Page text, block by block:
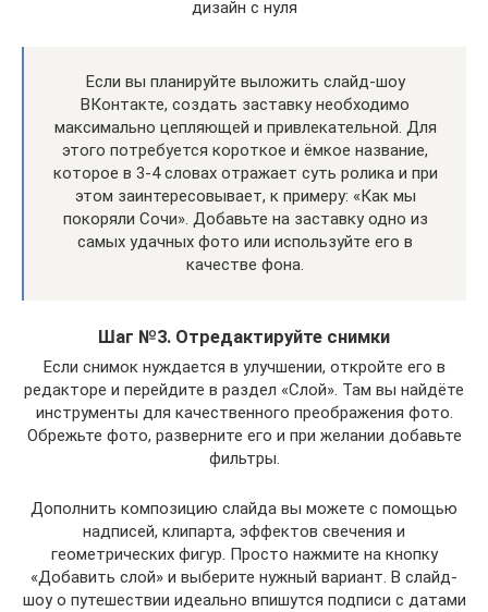
дизайн с нуля
Если вы планируйте выложить слайд-шоу
ВКонтакте, создать заставку необходимо
максимально цепляющей и привлекательной. Для
этого потребуется короткое и ёмкое название,
которое в 3-4 словах отражает суть ролика и при
этом заинтересовывает, к примеру: «Как мы
покоряли Сочи». Добавьте на заставку одно из
самых удачных фото или используйте его в
качестве фона.
Шаг №3. Отредактируйте снимки
Если снимок нуждается в улучшении, откройте его в
редакторе и перейдите в раздел «Слой». Там вы найдёте
инструменты для качественного преображения фото.
Обрежьте фото, разверните его и при желании добавьте
фильтры.
Дополнить композицию слайда вы можете с помощью
надписей, клипарта, эффектов свечения и
геометрических фигур. Просто нажмите на кнопку
«Добавить слой» и выберите нужный вариант. В слайд-
шоу о путешествии идеально впишутся подписи с датами